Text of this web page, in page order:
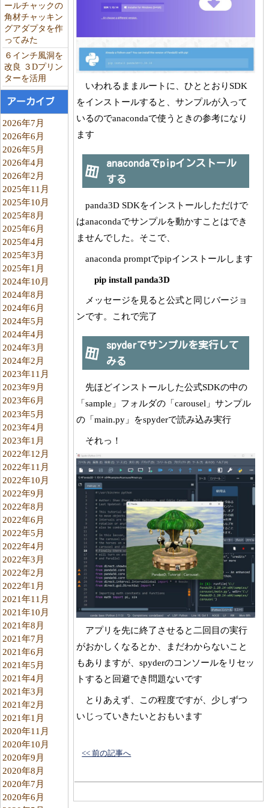
ールチャックの
角材チャッキン
グアダプタを作
ってみた
６インチ風洞を
改良 ３Dプリン
ターを活用
アーカイブ
2026年7月
2026年6月
2026年5月
2026年4月
2026年2月
2025年11月
2025年10月
2025年8月
2025年6月
2025年4月
2025年3月
2025年1月
2024年10月
2024年8月
2024年6月
2024年5月
2024年4月
2024年3月
2024年2月
2023年11月
2023年9月
2023年6月
2023年5月
2023年4月
2023年1月
2022年12月
2022年11月
2022年10月
2022年9月
2022年8月
2022年6月
2022年5月
2022年4月
2022年3月
2022年2月
2022年1月
2021年11月
2021年10月
2021年8月
2021年7月
2021年6月
2021年5月
2021年4月
2021年3月
2021年2月
2021年1月
2020年11月
2020年10月
2020年9月
2020年8月
2020年7月
2020年6月
いわれるままルートに、ひととおりSDK
をインストールすると、サンプルが入って
いるのでanacondaで使うときの参考になり
ます
anacondaでpipインストール
する
panda3D SDKをインストールしただけで
はanacondaでサンプルを動かすことはでき
ませんでした。そこで、
anaconda promptでpipインストールします
pip install panda3D
メッセージを見ると公式と同じバージョ
ンです。これで完了
spyderでサンプルを実行して
みる
先ほどインストールした公式SDKの中の
「sample」フォルダの「carousel」サンプル
の「main.py」をspyderで読み込み実行
それっ！
アプリを先に終了させると二回目の実行
がおかしくなるとか、まだわからないこと
もありますが、spyderのコンソールをリセッ
トすると回避でき問題ないです
とりあえず、この程度ですが、少しずつ
いじっていきたいとおもいます
<< 前の記事へ